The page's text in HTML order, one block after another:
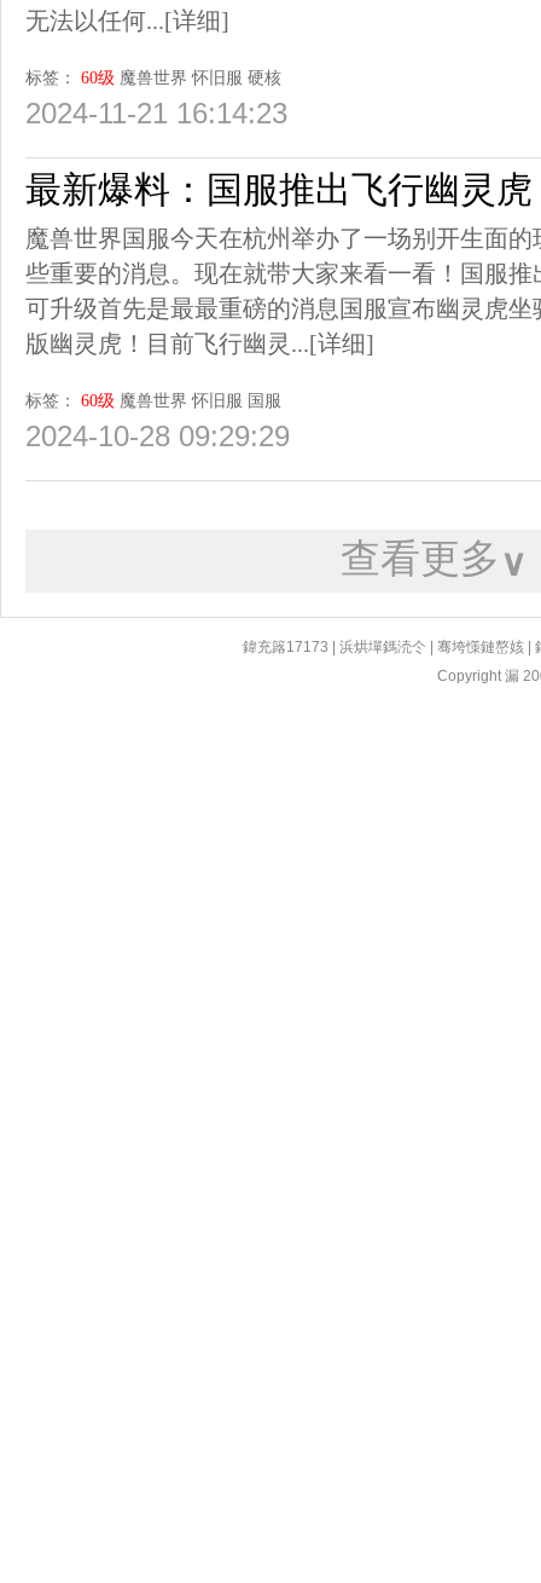
无法以任何...[详细]
标签： 60级 魔兽世界 怀旧服 硬核
2024-11-21 16:14:23
最新爆料：国服推出飞行幽灵
魔兽世界国服今天在杭州举办了一场别开生面
些重要的消息。现在就带大家来看一看！国服
可升级首先是最最重磅的消息国服宣布幽灵虎
版幽灵虎！目前飞行幽灵...[详细]
标签： 60级 魔兽世界 怀旧服 国服
2024-10-28 09:29:29
查看更多 ∨
鍏充簬17173 |浜烘墠鎷涜仒 |骞垮憡鏈嶅姟 |
Copyright 漏